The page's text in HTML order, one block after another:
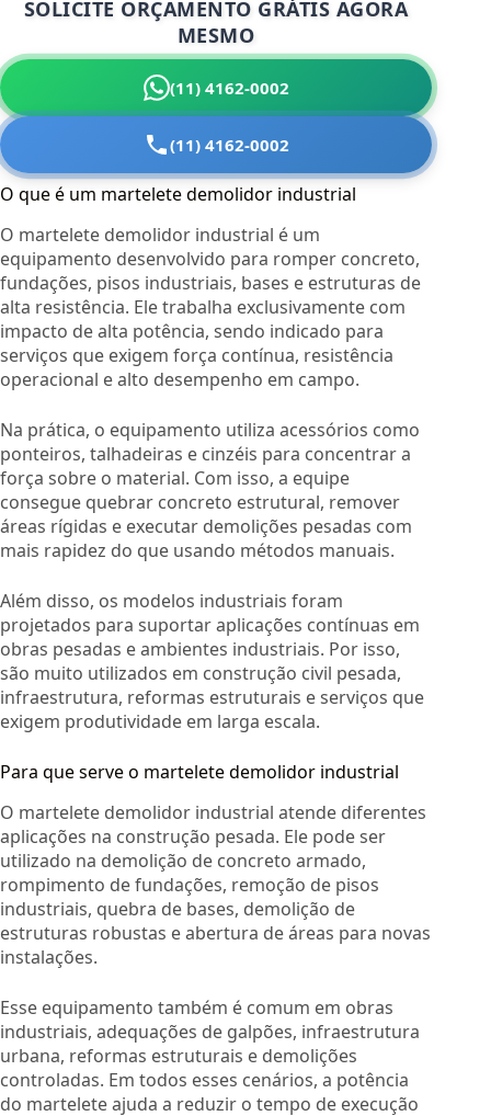
SOLICITE ORÇAMENTO GRÁTIS AGORA
MESMO
(11) 4162-0002
(11) 4162-0002
O que é um martelete demolidor industrial
O martelete demolidor industrial é um
equipamento desenvolvido para romper concreto,
fundações, pisos industriais, bases e estruturas de
alta resistência. Ele trabalha exclusivamente com
impacto de alta potência, sendo indicado para
serviços que exigem força contínua, resistência
operacional e alto desempenho em campo.
Na prática, o equipamento utiliza acessórios como
ponteiros, talhadeiras e cinzéis para concentrar a
força sobre o material. Com isso, a equipe
consegue quebrar concreto estrutural, remover
áreas rígidas e executar demolições pesadas com
mais rapidez do que usando métodos manuais.
Além disso, os modelos industriais foram
projetados para suportar aplicações contínuas em
obras pesadas e ambientes industriais. Por isso,
são muito utilizados em construção civil pesada,
infraestrutura, reformas estruturais e serviços que
exigem produtividade em larga escala.
Para que serve o martelete demolidor industrial
O martelete demolidor industrial atende diferentes
aplicações na construção pesada. Ele pode ser
utilizado na demolição de concreto armado,
rompimento de fundações, remoção de pisos
industriais, quebra de bases, demolição de
estruturas robustas e abertura de áreas para novas
instalações.
Esse equipamento também é comum em obras
industriais, adequações de galpões, infraestrutura
urbana, reformas estruturais e demolições
controladas. Em todos esses cenários, a potência
do martelete ajuda a reduzir o tempo de execução